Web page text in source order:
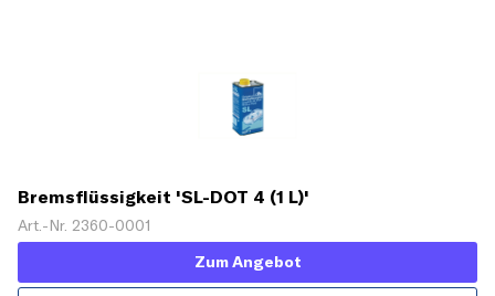
Bremsflüssigkeit 'SL-DOT 4 (1 L)'
Art.-Nr. 2360-0001
Zum Angebot